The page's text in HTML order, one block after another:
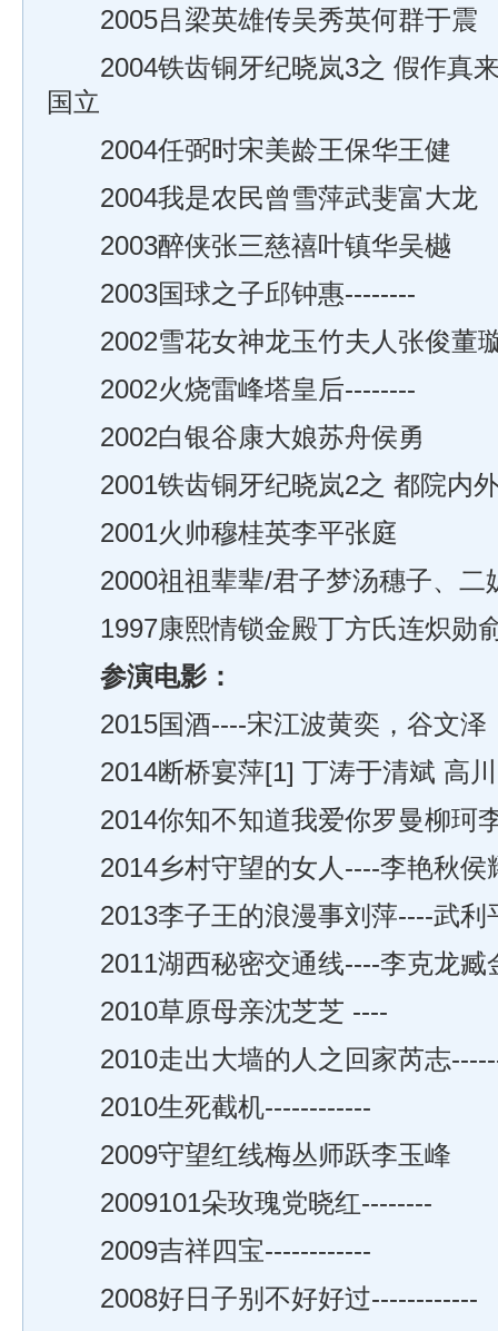
2005吕梁英雄传吴秀英何群于震
2004铁齿铜牙纪晓岚3之 假作真来
国立
2004任弼时宋美龄王保华王健
2004我是农民曾雪萍武斐富大龙
2003醉侠张三慈禧叶镇华吴樾
2003国球之子邱钟惠--------
2002雪花女神龙玉竹夫人张俊董
2002火烧雷峰塔皇后--------
2002白银谷康大娘苏舟侯勇
2001铁齿铜牙纪晓岚2之 都院内外
2001火帅穆桂英李平张庭
2000祖祖辈辈/君子梦汤穗子、二
1997康熙情锁金殿丁方氏连炽勋
参演电影：
2015国酒----宋江波黄奕，谷文泽
2014断桥宴萍[1] 丁涛于清斌 高川
2014你知不知道我爱你罗曼柳珂
2014乡村守望的女人----李艳秋侯
2013李子王的浪漫事刘萍----武利
2011湖西秘密交通线----李克龙臧
2010草原母亲沈芝芝 ----
2010走出大墙的人之回家芮志
2010生死截机------------
2009守望红线梅丛师跃李玉峰
2009101朵玫瑰党晓红--------
2009吉祥四宝------------
2008好日子别不好好过------------